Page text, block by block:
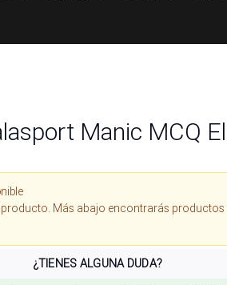
Manic MCQ
Más abajo encontrarás
¿TIENES ALGUNA DUDA?